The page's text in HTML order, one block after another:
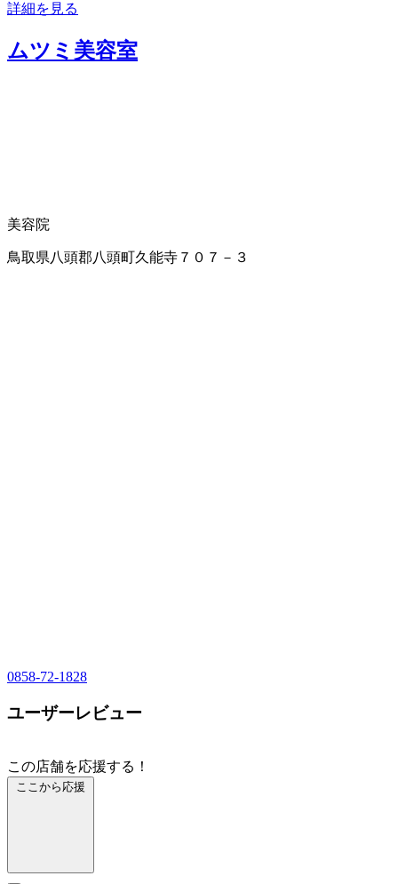
詳細を見る
ムツミ美容室
美容院
鳥取県八頭郡八頭町久能寺７０７－３
0858-72-1828
ユーザーレビュー
この店舗を応援する！
ここから応援